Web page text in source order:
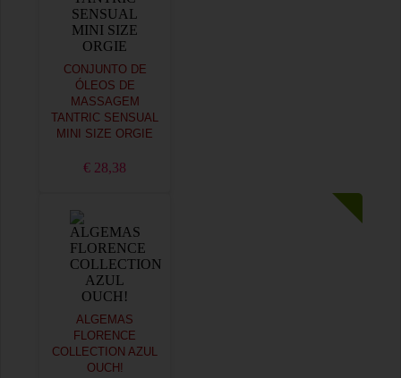
CONJUNTO DE
ÓLEOS DE
MASSAGEM
TANTRIC SENSUAL
MINI SIZE ORGIE
€ 28,38
ALGEMAS
FLORENCE
COLLECTION AZUL
OUCH!